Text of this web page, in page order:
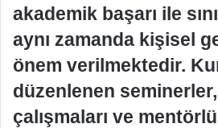
akademik başarı ile
aynı zamanda kişisel
önem verilmektedir.
düzenlenen
çalışmaları ve